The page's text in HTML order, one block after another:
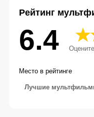
Рейтинг
6.4 Оцените
Место в рейтинге
Лучшие